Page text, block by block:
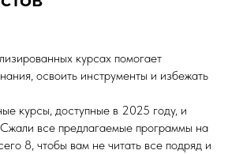
курсах помогает
освоить инструменты и избежать
курсы, доступные в 2025 году, и
все предлагаемые программы на
8, чтобы вам не читать все подряд и